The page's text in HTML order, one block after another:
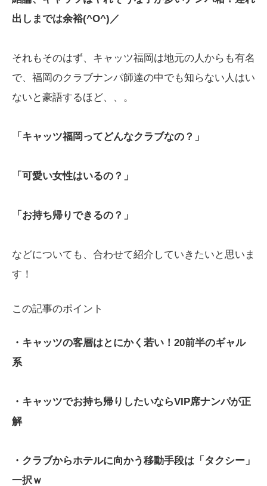
出しまでは余裕(^O^)／
それもそのはず、キャッツ福岡は地元の人からも有名
で、福岡のクラブナンパ師達の中でも知らない人はい
ないと豪語するほど、、。
「キャッツ福岡ってどんなクラブなの？」
「可愛い女性はいるの？」
「お持ち帰りできるの？」
などについても、合わせて紹介していきたいと思いま
す！
この記事のポイント
・キャッツの客層はとにかく若い！20前半のギャル
系
・キャッツでお持ち帰りしたいならVIP席ナンパが正
解
・クラブからホテルに向かう移動手段は「タクシー」
一択ｗ